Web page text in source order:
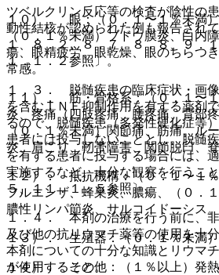
ツベルクリン反応等の検査が陰性の
動性結核が認められた例も報告され
１、８．２、８．７、８．８、９．
１．１．２参照〕。
１．３． 脱髄疾患の臨床症状・画
を含むＴＮＦ抑制作用を有する薬剤
るので、脱髄疾患（多発性硬化症等
患者には投与しないこととし、脱髄
を有する患者に投与する場合には、
実施するなど、十分な観察を行うこ
５、１１．１．５参照〕。
１．４． 本剤の治療を行う前に、
及び他の抗リウマチ薬等の使用を十
本剤についての十分な知識とリウマ
が使用すること。
１０）． 眼：（０．１〜１％未満
（０．１％未満）ブドウ膜炎、白内
瘍、眼精疲労、眼乾燥、眼のちらつ
常感。
１１）． 筋・骨格系：（０．１〜
炎、疼痛（四肢疼痛、腰疼痛、背部
（０．１％未満）関節痛、筋痛、ル
炎、肩こり、靭帯障害、関節脱臼、
１２）． 抵抗機構：（０．１〜１
フルエンザ、蜂巣炎、膿瘍、（０．
膿性リンパ節炎、サルコイドーシス。
１３）． 生殖器：（０．１％未満
１４）． その他：（１％以上）発